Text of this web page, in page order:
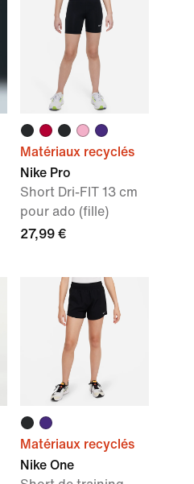
Matériaux recyclés
Nike Pro
Short Dri-FIT 13 cm
pour ado (fille)
27,99 €
Matériaux recyclés
Nike One